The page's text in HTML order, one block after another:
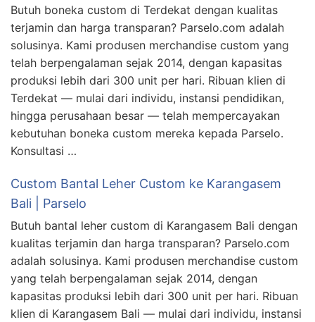
Butuh boneka custom di Terdekat dengan kualitas
terjamin dan harga transparan? Parselo.com adalah
solusinya. Kami produsen merchandise custom yang
telah berpengalaman sejak 2014, dengan kapasitas
produksi lebih dari 300 unit per hari. Ribuan klien di
Terdekat — mulai dari individu, instansi pendidikan,
hingga perusahaan besar — telah mempercayakan
kebutuhan boneka custom mereka kepada Parselo.
Konsultasi …
Custom Bantal Leher Custom ke Karangasem
Bali | Parselo
Butuh bantal leher custom di Karangasem Bali dengan
kualitas terjamin dan harga transparan? Parselo.com
adalah solusinya. Kami produsen merchandise custom
yang telah berpengalaman sejak 2014, dengan
kapasitas produksi lebih dari 300 unit per hari. Ribuan
klien di Karangasem Bali — mulai dari individu, instansi